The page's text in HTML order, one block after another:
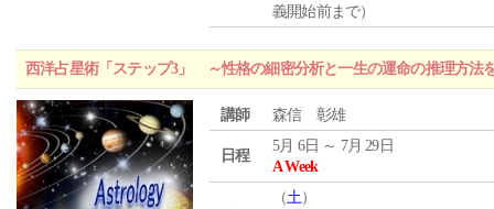
義開始前まで）
西洋占星術「ステップ3」 ～性格の細密分析と一生の運命の推理方法
講師 森信 彰雄
日程
5月 6日 ～ 7月 29日
A Week
（土）